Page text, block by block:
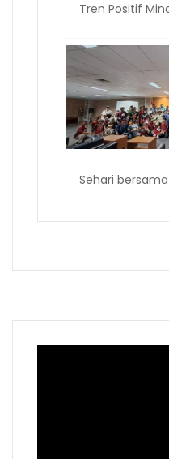
Tren Positif
Sehari